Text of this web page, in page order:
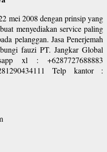
mei 2008 dengan prinsip yang
menyediakan service paling
pelanggan. Jasa Penerjemah
fauzi PT. Jangkar Global
xl : +6287727688883
Telp kantor :